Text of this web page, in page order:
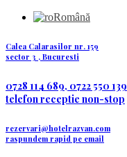
Română
Calea Calarasilor nr. 159
sector 3 , Bucuresti
0728 114 689, 0722 550 139
telefon receptie non-stop
rezervari@hotelrazvan.com
raspundem rapid pe email